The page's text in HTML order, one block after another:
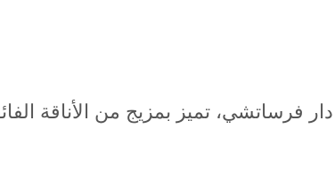
تميز بمزيج من الأناقة